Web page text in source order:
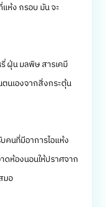
แห้ง กรอบ มัน จะ
ฝุ่น มลพิษ สารเคมี
นเองจากสิ่งกระตุ้น
คนที่มีอาการไอแห้ง
ดห้องนอนให้ปราศจาก
มอ